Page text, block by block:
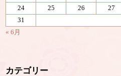
24
25 26 27
31
« 6月
カテゴリー